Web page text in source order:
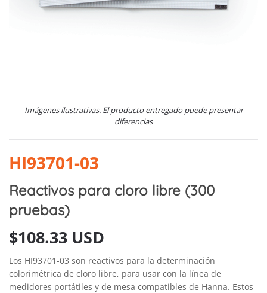
Imágenes ilustrativas. El producto entregado puede presentar
diferencias
HI93701-03
Reactivos para cloro libre (300
pruebas)
$108.33 USD
Los HI93701-03 son reactivos para la determinación
colorimétrica de cloro libre, para usar con la línea de
medidores portátiles y de mesa compatibles de Hanna. Estos